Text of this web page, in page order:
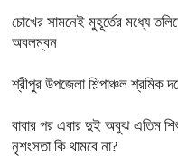
চোখের সামনেই মুহূর্তের মধ্যে
অবলম্বন
শ্রীপুর উপজেলা শিল্পাঞ্চল শ্রমিক
বাবার পর এবার দুই অবুঝ এতিম
নৃশংসতা কি থামবে না?